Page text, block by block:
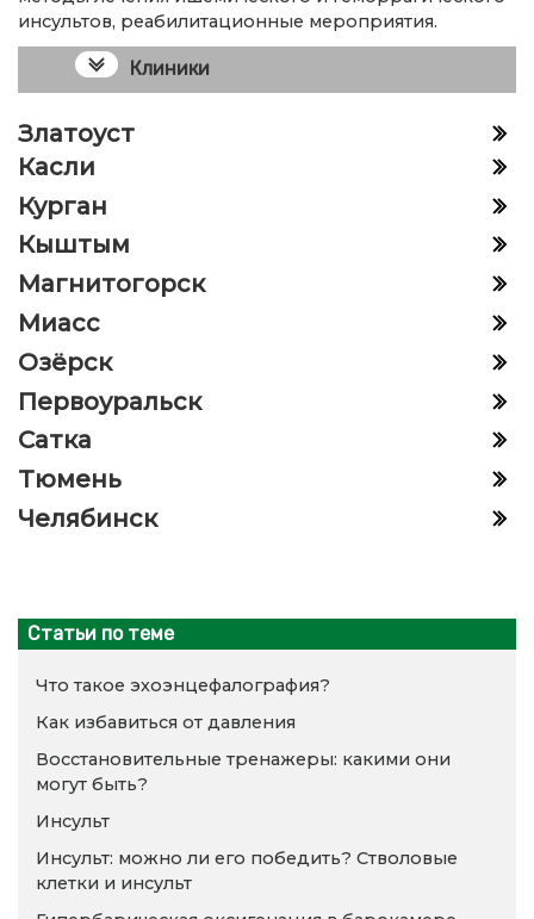
инсультов, реабилитационные мероприятия.
Клиники
Златоуст
Касли
Курган
Кыштым
Магнитогорск
Миасс
Озёрск
Первоуральск
Сатка
Тюмень
Челябинск
Статьи по теме
Что такое эхоэнцефалография?
Как избавиться от давления
Восстановительные тренажеры: какими они
могут быть?
Инсульт
Инсульт: можно ли его победить? Стволовые
клетки и инсульт